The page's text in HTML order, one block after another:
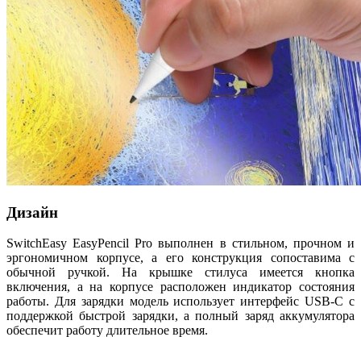
Дизайн
SwitchEasy EasyPencil Pro выполнен в стильном, прочном и
эргономичном корпусе, а его конструкция сопоставима с
обычной ручкой. На крышке стилуса имеется кнопка
включения, а на корпусе расположен индикатор состояния
работы. Для зарядки модель использует интерфейс USB-C с
поддержкой быстрой зарядки, а полный заряд аккумулятора
обеспечит работу длительное время.